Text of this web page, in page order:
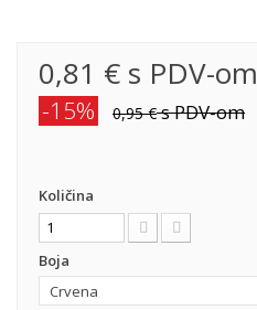
0,81 € s PDV-om
-15% 0,95 €s PDV-om
Količina
Boja